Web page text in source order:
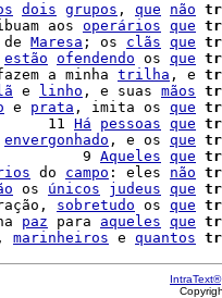
dois grupos , que não
aos operários que
de Maresa ; os clãs que
estão ofendendo os que
a minha trilha , e
e linho , e suas mãos
e prata , imita os que
11 Há pessoas que
envergonhado , e os que
9 Aqueles que
do campo : eles não
os únicos judeus que
sobretudo os que
paz para aqueles que
marinheiros e quantos
IntraText®